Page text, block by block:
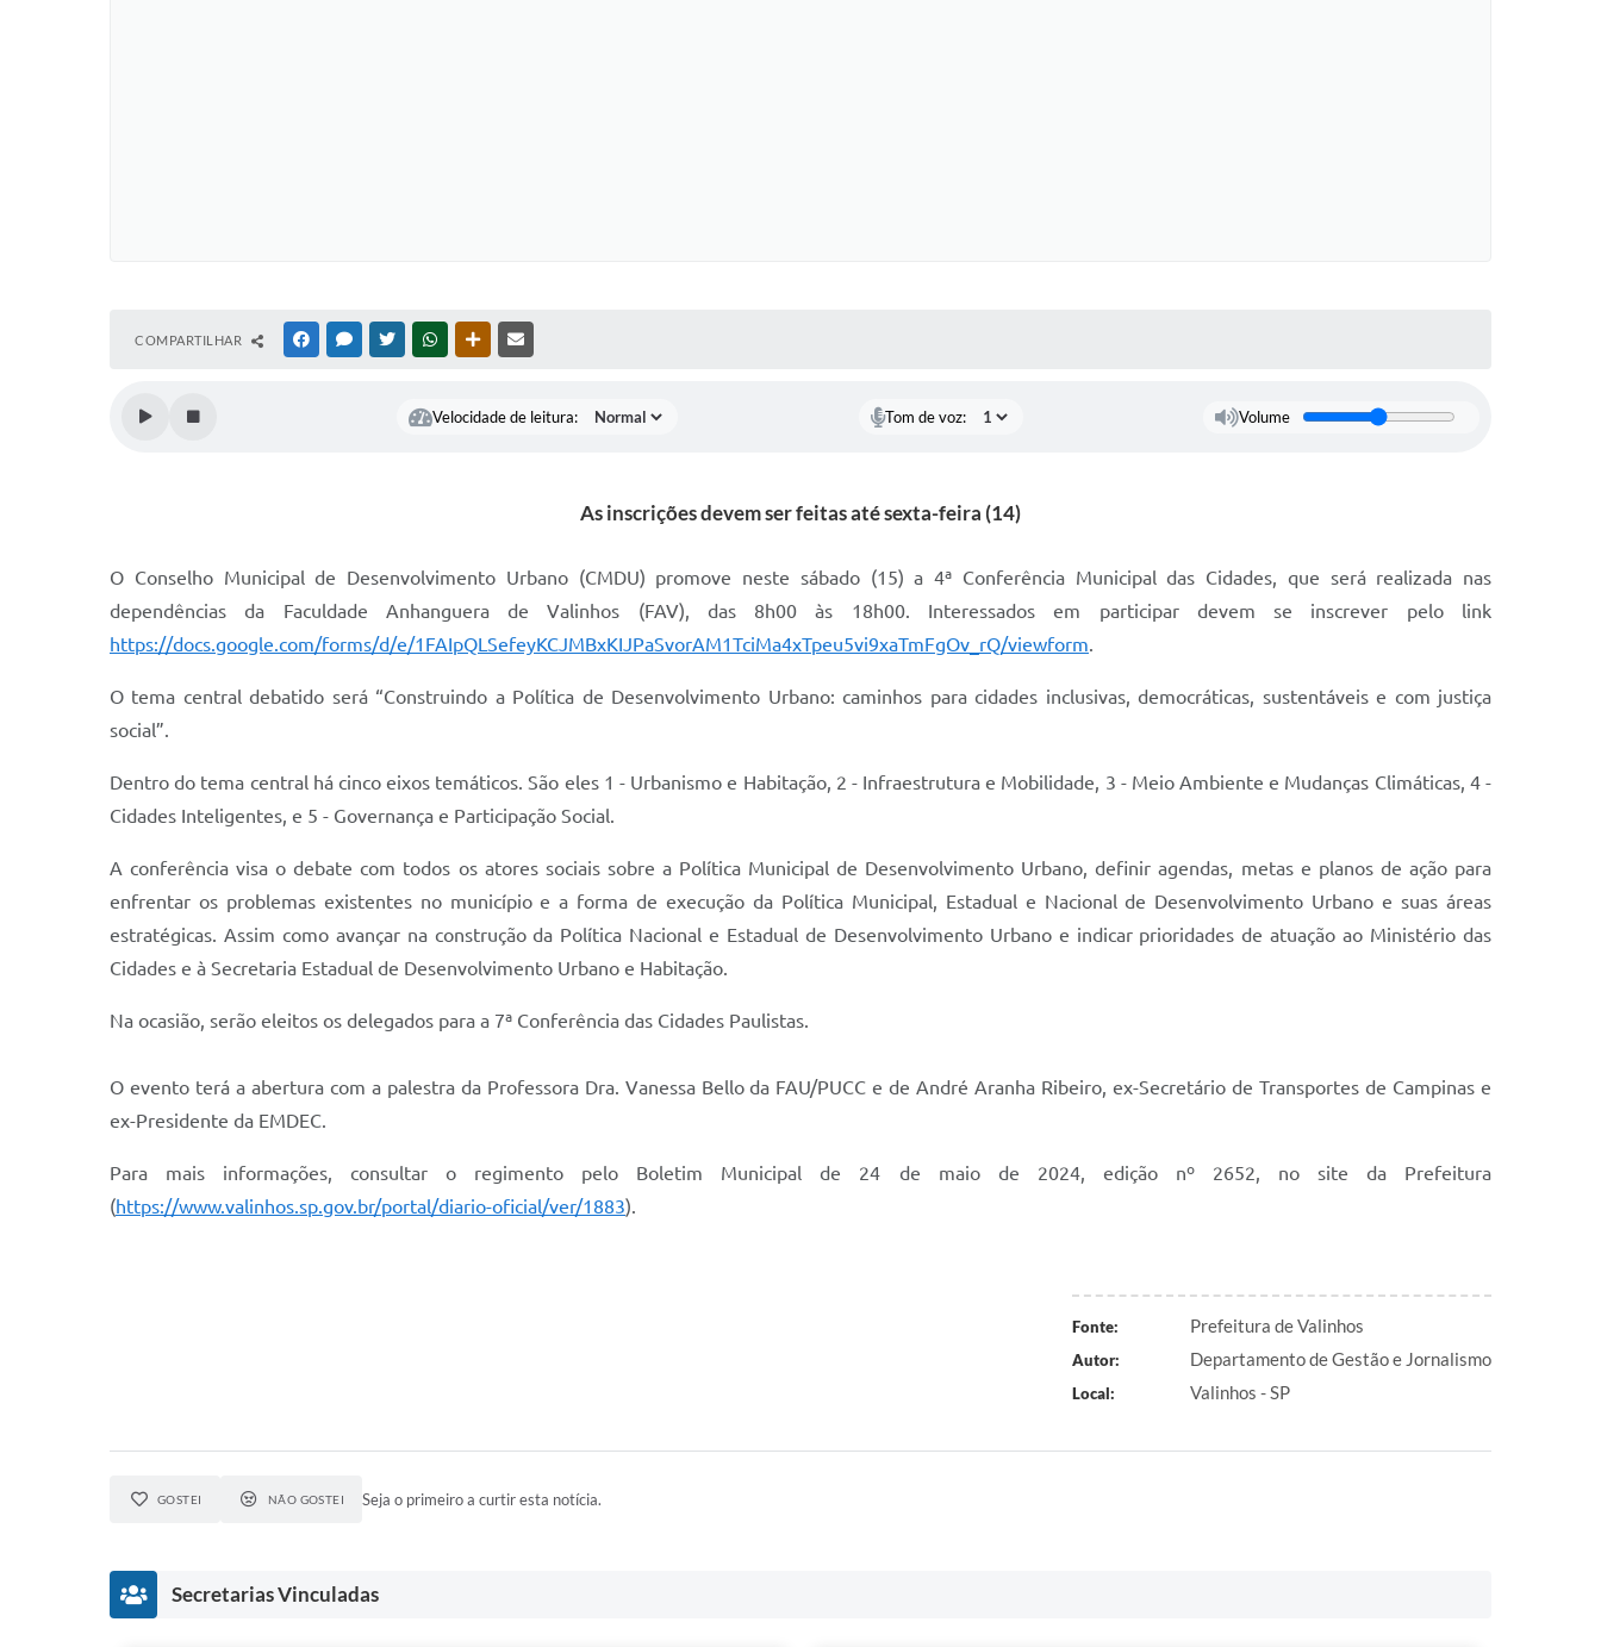
COMPARTILHAR FACEBOOKMESSENGER
TWITTERWHATSAPPOUTRAS MÍDIAS
Velocidade de leitura: Tom de voz: Volume
As inscrições devem ser feitas até sexta-feira (14)
O Conselho Municipal de Desenvolvimento Urbano (CMDU) promove neste sábado (15) a 4ª Conferência Municipal das Cidades, que será realizada nas
dependências da Faculdade Anhanguera de Valinhos (FAV), das 8h00 às 18h00. Interessados em participar devem se inscrever pelo link
https://docs.google.com/forms/d/e/1FAIpQLSefeyKCJMBxKIJPaSvorAM1TciMa4xTpeu5vi9xaTmFgOv_rQ/viewform.
O tema central debatido será “Construindo a Política de Desenvolvimento Urbano: caminhos para cidades inclusivas, democráticas, sustentáveis e com justiça
social”.
Dentro do tema central há cinco eixos temáticos. São eles 1 - Urbanismo e Habitação, 2 - Infraestrutura e Mobilidade, 3 - Meio Ambiente e Mudanças Climáticas, 4 -
Cidades Inteligentes, e 5 - Governança e Participação Social.
A conferência visa o debate com todos os atores sociais sobre a Política Municipal de Desenvolvimento Urbano, definir agendas, metas e planos de ação para
enfrentar os problemas existentes no município e a forma de execução da Política Municipal, Estadual e Nacional de Desenvolvimento Urbano e suas áreas
estratégicas. Assim como avançar na construção da Política Nacional e Estadual de Desenvolvimento Urbano e indicar prioridades de atuação ao Ministério das
Cidades e à Secretaria Estadual de Desenvolvimento Urbano e Habitação.
Na ocasião, serão eleitos os delegados para a 7ª Conferência das Cidades Paulistas.
O evento terá a abertura com a palestra da Professora Dra. Vanessa Bello da FAU/PUCC e de André Aranha Ribeiro, ex-Secretário de Transportes de Campinas e
ex-Presidente da EMDEC.
Para mais informações, consultar o regimento pelo Boletim Municipal de 24 de maio de 2024, edição nº 2652, no site da Prefeitura
(https://www.valinhos.sp.gov.br/portal/diario-oficial/ver/1883).
Fonte: Prefeitura de Valinhos
Autor: Departamento de Gestão e Jornalismo
Local: Valinhos - SP
GOSTEI NÃO GOSTEI Seja o primeiro a curtir esta notícia.
Secretarias Vinculadas